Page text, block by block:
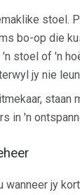
stoel.
bo-op die
stoel of 'n
jy nie
staan
in 'n
jy